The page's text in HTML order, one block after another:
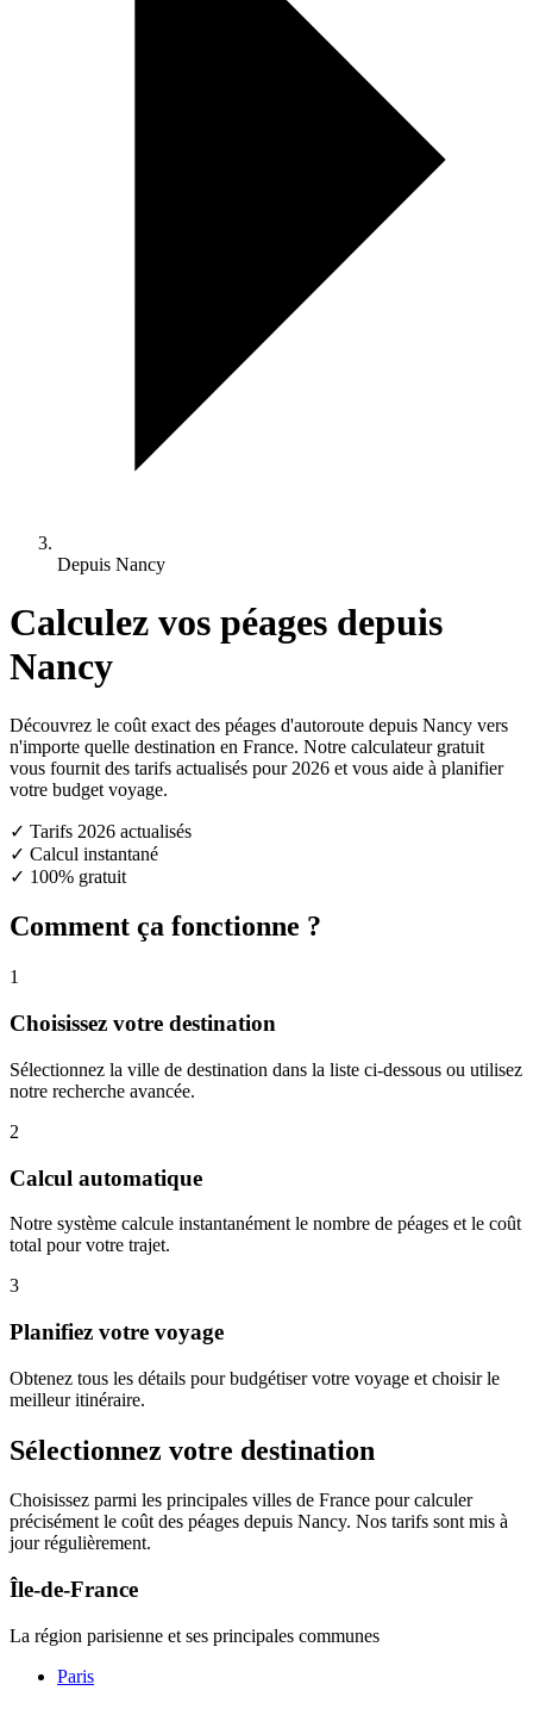
Depuis Nancy
Calculez vos péages depuis
Nancy
Découvrez le coût exact des péages d'autoroute depuis Nancy vers
n'importe quelle destination en France. Notre calculateur gratuit
vous fournit des tarifs actualisés pour 2026 et vous aide à planifier
votre budget voyage.
✓ Tarifs 2026 actualisés
✓ Calcul instantané
✓ 100% gratuit
Comment ça fonctionne ?
1
Choisissez votre destination
Sélectionnez la ville de destination dans la liste ci-dessous ou utilisez
notre recherche avancée.
2
Calcul automatique
Notre système calcule instantanément le nombre de péages et le coût
total pour votre trajet.
3
Planifiez votre voyage
Obtenez tous les détails pour budgétiser votre voyage et choisir le
meilleur itinéraire.
Sélectionnez votre destination
Choisissez parmi les principales villes de France pour calculer
précisément le coût des péages depuis Nancy. Nos tarifs sont mis à
jour régulièrement.
Île-de-France
La région parisienne et ses principales communes
Paris